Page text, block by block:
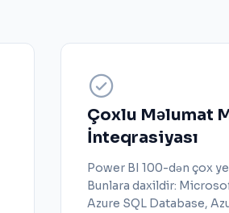
Çoxlu Məlumat
İnteqrasiyası
Power BI 100-dən çox
Bunlara daxildir:
Azure SQL Database,